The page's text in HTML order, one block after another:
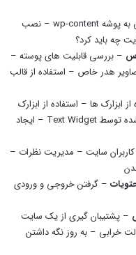
– دسترسی به پوشه wp-content – نصب
چه باید کرد؟
– بررسی قابلیت های پوسته –
هدر خاص – استفاده از قالب
ابزارک ها – استفاده از ابزارک
های Jetpack – ساخت ابزارک های شخصی شده توسط Text Widget – ایجاد
سایت – مدیریت نظرات –
– گرفتن خروجی و ورودی
– پشتیبان گیری از یک سایت
خرابی – به روز نگه داشتن